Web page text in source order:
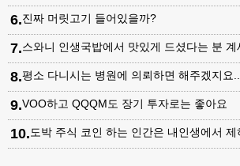
6.진짜 머릿고기 들어있을까?
7.스와니 인생국밥에서 맛있게 드셨다는 분
8.평소 다니시는 병원에 의뢰하면 해주겠지
9.VOO하고 QQQM도 장기 투자로는 좋아요
10.도박 주식 코인 하는 인간은 내인생에서